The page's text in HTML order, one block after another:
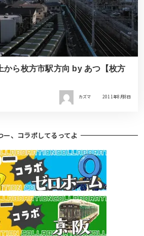
から枚方市駅方向 by あつ【枚方
カズマ 2011年8月8日
ー、コラボしてるってよ